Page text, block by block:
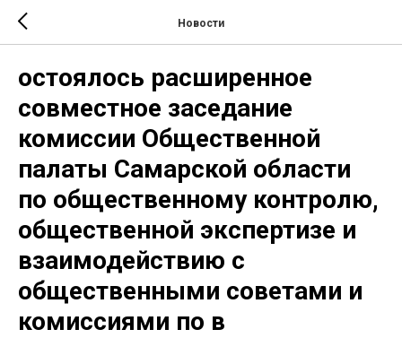
Новости
остоялось расширенное
совместное заседание
комиссии Общественной
палаты Самарской области
по общественному контролю,
общественной экспертизе и
взаимодействию с
общественными советами и
комиссиями по в